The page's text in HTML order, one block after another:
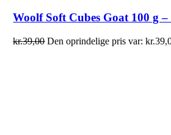
Woolf Soft Cubes Goat 100 g
kr.39,00 Den oprindelige pris var: